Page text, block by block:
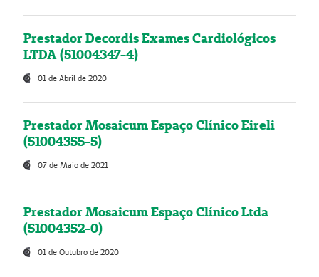
Prestador Decordis Exames Cardiológicos
LTDA (51004347-4)
01 de Abril de 2020
Prestador Mosaicum Espaço Clínico Eireli
(51004355-5)
07 de Maio de 2021
Prestador Mosaicum Espaço Clínico Ltda
(51004352-0)
01 de Outubro de 2020